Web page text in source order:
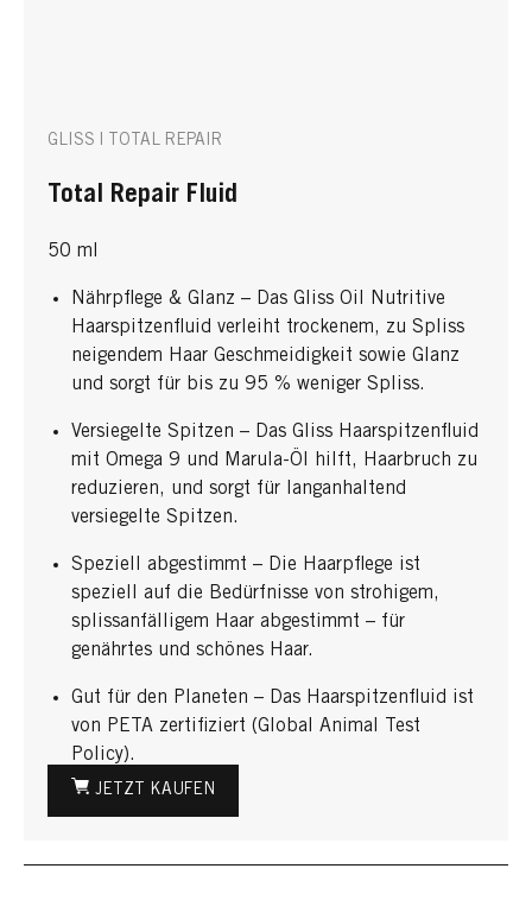
GLISS | TOTAL REPAIR
Total Repair Fluid
50 ml
Nährpflege & Glanz – Das Gliss Oil Nutritive
Haarspitzenfluid verleiht trockenem, zu Spliss
neigendem Haar Geschmeidigkeit sowie Glanz
und sorgt für bis zu 95 % weniger Spliss.
Versiegelte Spitzen – Das Gliss Haarspitzenfluid
mit Omega 9 und Marula-Öl hilft, Haarbruch zu
reduzieren, und sorgt für langanhaltend
versiegelte Spitzen.
Speziell abgestimmt – Die Haarpflege ist
speziell auf die Bedürfnisse von strohigem,
splissanfälligem Haar abgestimmt – für
genährtes und schönes Haar.
Gut für den Planeten – Das Haarspitzenfluid ist
von PETA zertifiziert (Global Animal Test
Policy).
JETZT KAUFEN